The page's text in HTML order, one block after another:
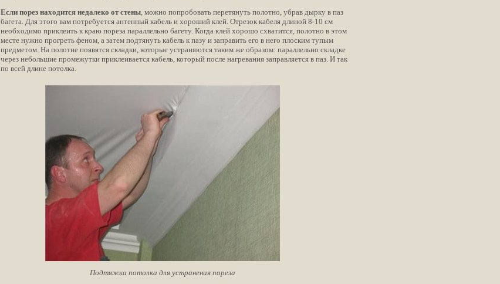
Если порез находится недалеко от стены, можно попробовать перетянуть полотно, убрав дырку в паз
багета. Для этого вам потребуется антенный кабель и хороший клей. Отрезок кабеля длиной 8-10 см
необходимо приклеить к краю пореза параллельно багету. Когда клей хорошо схватится, полотно в этом
месте нужно прогреть феном, а затем подтянуть кабель к пазу и заправить его в него плоским тупым
предметом. На полотне появятся складки, которые устраняются таким же образом: параллельно складке
через небольшие промежутки приклеивается кабель, который после нагревания заправляется в паз. И так
по всей длине потолка.
Подтяжка потолка для устранения пореза